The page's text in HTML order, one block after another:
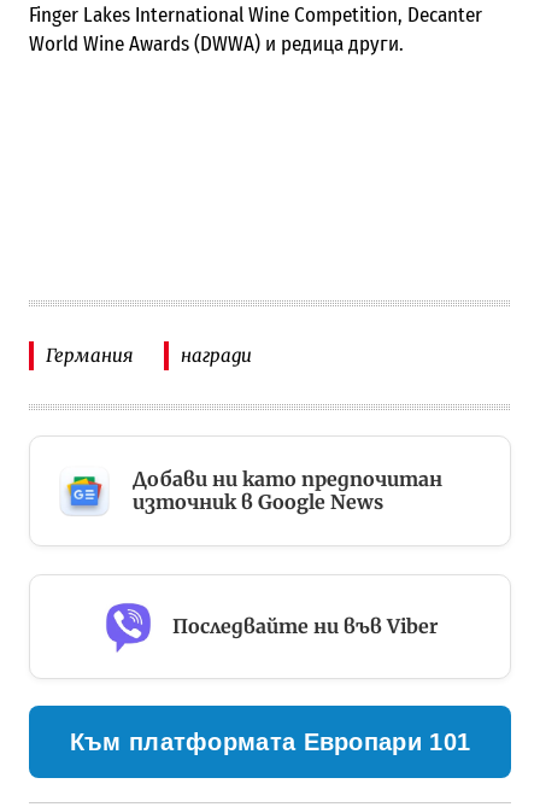
Finger Lakes International Wine Competition, Decanter
World Wine Awards (DWWA) и редица други.
Германия награди
Добави ни като предпочитан
източник в Google News
Последвайте ни във Viber
Към платформата Европари 101